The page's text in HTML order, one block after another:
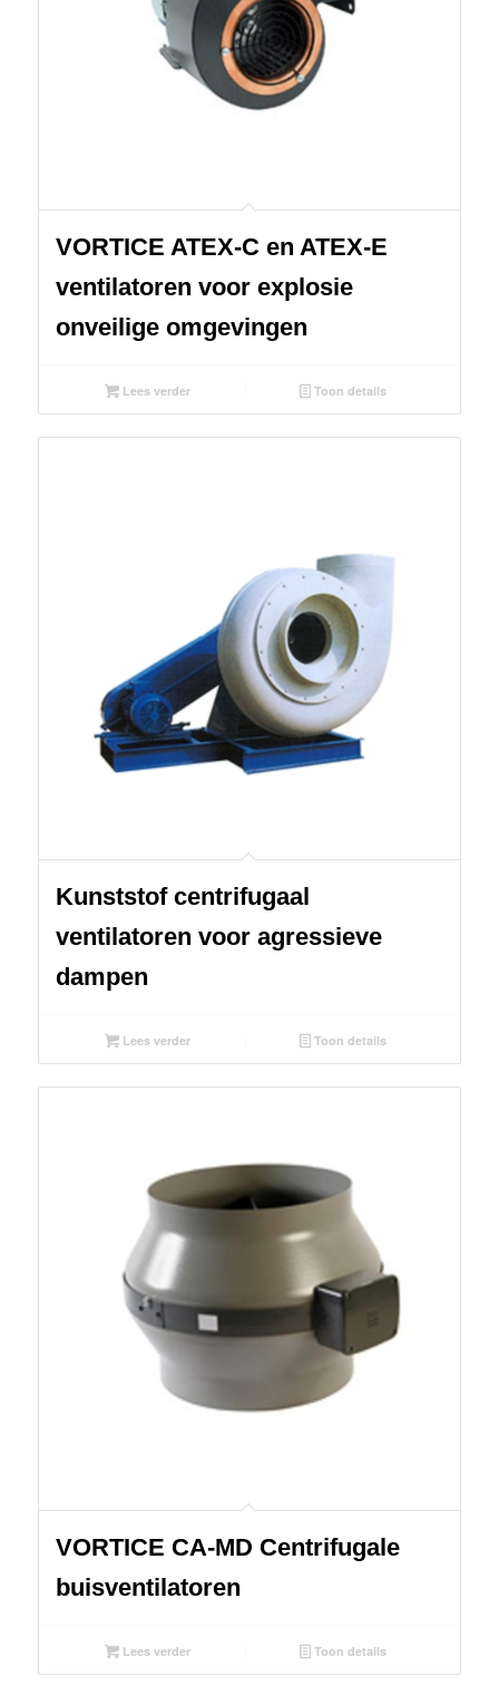
VORTICE ATEX-C en ATEX-E
ventilatoren voor explosie
onveilige omgevingen
Lees verder Toon details
Kunststof centrifugaal
ventilatoren voor agressieve
dampen
Lees verder Toon details
VORTICE CA-MD Centrifugale
buisventilatoren
Lees verder Toon details